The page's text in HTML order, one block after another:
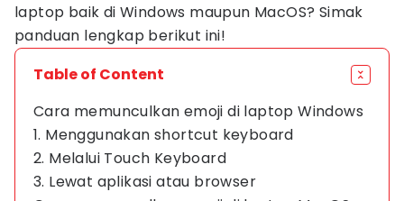
laptop baik di Windows maupun MacOS? Simak
panduan lengkap berikut ini!
Table of Content
Cara memunculkan emoji di laptop Windows
1. Menggunakan shortcut keyboard
2. Melalui Touch Keyboard
3. Lewat aplikasi atau browser